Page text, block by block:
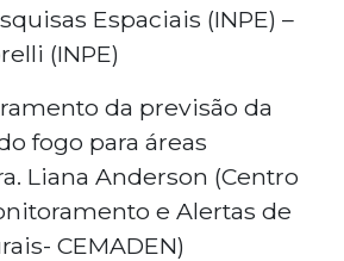
Espaciais (INPE) –
(INPE)
da previsão da
fogo para áreas
Liana Anderson (Centro
e Alertas de
CEMADEN)